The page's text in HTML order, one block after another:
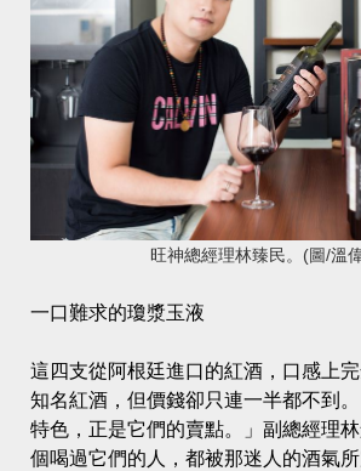
旺神總經理林臻民。(圖/溫
一口難求的瓊漿玉液
這四支從阿根廷進口的紅酒，口感上
知名紅酒，但價錢卻只連一半都不到
特色，正是它們的賣點。」副總經理
個喝過它們的人，都被那迷人的酒氣